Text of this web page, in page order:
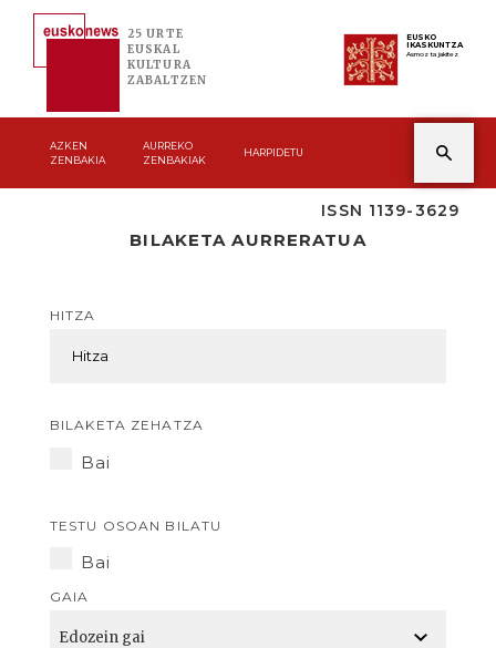
25 URTE
EUSKAL
KULTURA
ZABALTZEN
EUSKO
IKASKUNTZA
Asmoz ta jakitez
AZKEN
ZENBAKIA
AURREKO
ZENBAKIAK
HARPIDETU
ISSN 1139-3629
BILAKETA AURRERATUA
HITZA
BILAKETA ZEHATZA
Bai
TESTU OSOAN BILATU
Bai
GAIA